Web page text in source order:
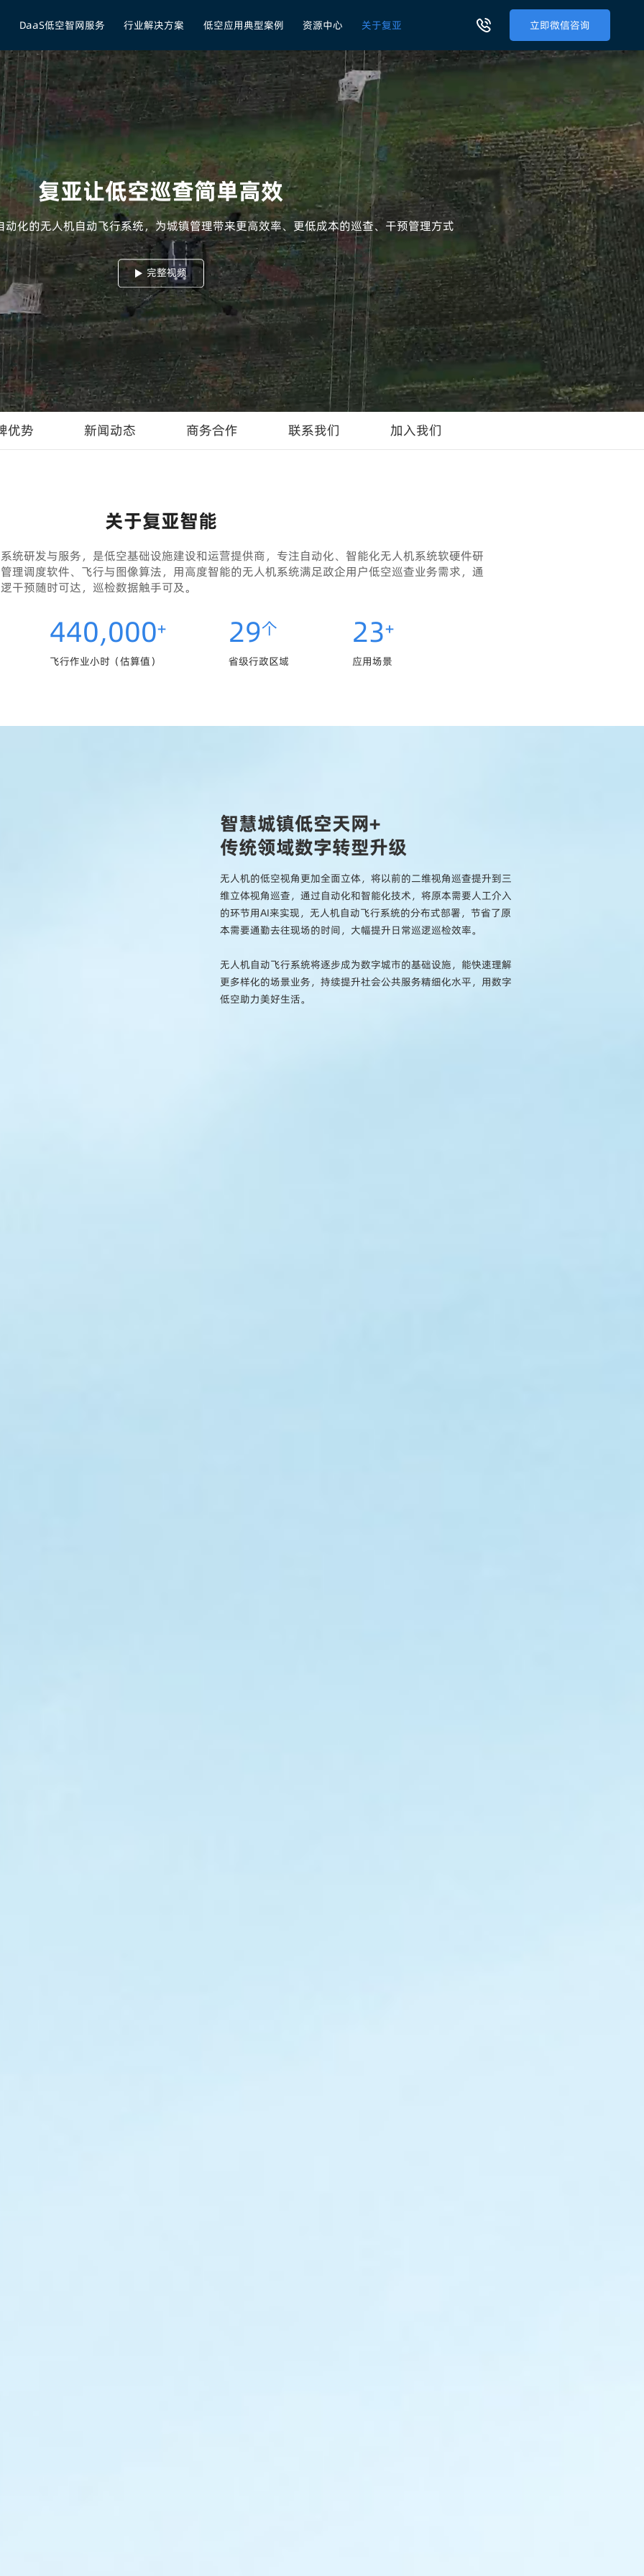
DaaS低空智网服务 行业解决方案 低空应用典型案例 资源中心 关于复亚 立即微信咨询
复亚让低空巡查简单高效
化的无人机自动飞行系统，为城镇管理带来更高效率、更低成本的巡查、干预管理方式
完整视频
优势 新闻动态 商务合作 联系我们 加入我们
关于复亚智能
统研发与服务，是低空基础设施建设和运营提供商，专注自动化、智能化无人机系统软硬件研
理调度软件、飞行与图像算法，用高度智能的无人机系统满足政企用户低空巡查业务需求，通
干预随时可达，巡检数据触手可及。
440,000+
飞行作业小时（估算值）
29个
省级行政区域
23+
应用场景
智慧城镇低空天网+
传统领域数字转型升级
无人机的低空视角更加全面立体，将以前的二维视角巡查提升到三
维立体视角巡查，通过自动化和智能化技术，将原本需要人工介入
的环节用AI来实现，无人机自动飞行系统的分布式部署，节省了原
本需要通勤去往现场的时间，大幅提升日常巡逻巡检效率。
无人机自动飞行系统将逐步成为数字城市的基础设施，能快速理解
更多样化的场景业务，持续提升社会公共服务精细化水平，用数字
低空助力美好生活。